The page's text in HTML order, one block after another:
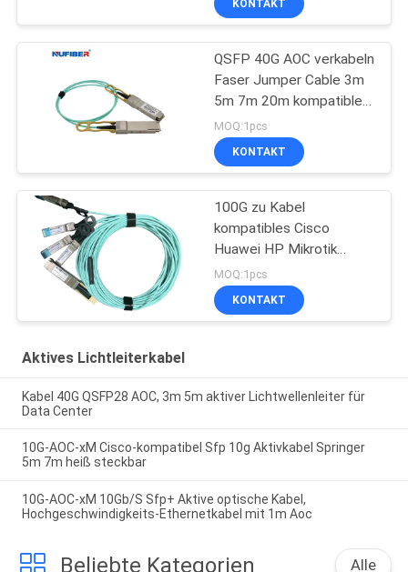
KONTAKT
QSFP 40G AOC verkabeln
Faser Jumper Cable 3m
5m 7m 20m kompatibles
Cisco
MOQ:1pcs
KONTAKT
100G zu Kabel
kompatibles Cisco
Huawei HP Mikrotik
4x25G SFP28 Aoc
MOQ:1pcs
KONTAKT
Aktives Lichtleiterkabel
Kabel 40G QSFP28 AOC, 3m 5m aktiver Lichtwellenleiter für
Data Center
10G-AOC-xM Cisco-kompatibel Sfp 10g Aktivkabel Springer
5m 7m heiß steckbar
10G-AOC-xM 10Gb/S Sfp+ Aktive optische Kabel,
Hochgeschwindigkeits-Ethernetkabel mit 1m Aoc
Beliebte Kategorien Alle